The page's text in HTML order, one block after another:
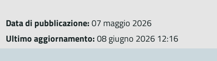
Data di pubblicazione:07 maggio 2026
Ultimo aggiornamento:08 giugno 2026 12:16